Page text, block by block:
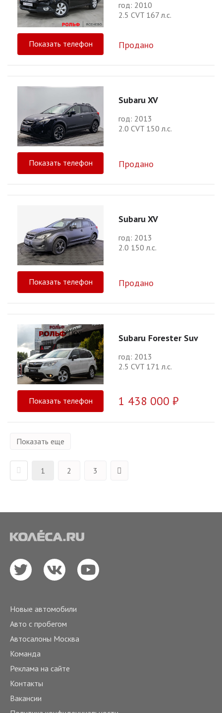
год: 2010
2.5 CVT 167 л.с.
Показать телефон Продано
Subaru XV
год: 2013
2.0 CVT 150 л.с.
Показать телефон Продано
Subaru XV
год: 2013
2.0 150 л.с.
Показать телефон Продано
Subaru Forester Suv
год: 2013
2.5 CVT 171 л.с.
Показать телефон 1 438 000 ₽
Показать еще
1 2 3
Новые автомобили
Авто с пробегом
Автосалоны Москва
Команда
Реклама на сайте
Контакты
Вакансии